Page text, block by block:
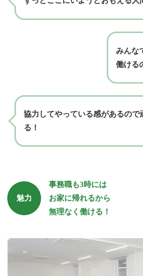
みんな
働ける
協力してやっている感があるので
る！
魅力
事務職も3時には
お家に帰れるから
無理なく働ける！